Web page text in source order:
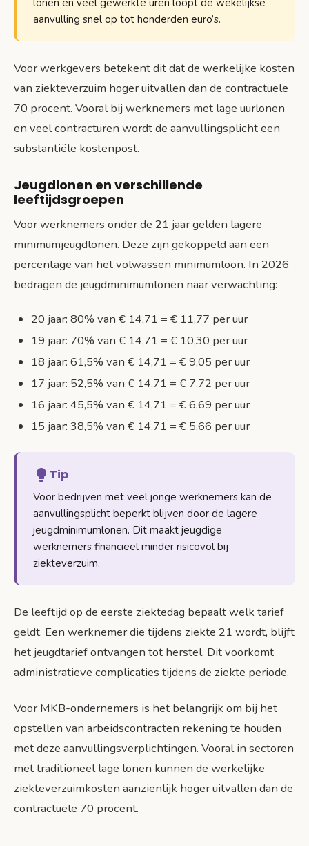
aanvulling snel op tot honderden euro’s.
Voor werkgevers betekent dit dat de werkelijke kosten
van ziekteverzuim hoger uitvallen dan de contractuele
70 procent. Vooral bij werknemers met lage uurlonen
en veel contracturen wordt de aanvullingsplicht een
substantiële kostenpost.
Jeugdlonen en verschillende
leeftijdsgroepen
Voor werknemers onder de 21 jaar gelden lagere
minimumjeugdlonen. Deze zijn gekoppeld aan een
percentage van het volwassen minimumloon. In 2026
bedragen de jeugdminimumlonen naar verwachting:
20 jaar: 80% van € 14,71 = € 11,77 per uur
19 jaar: 70% van € 14,71 = € 10,30 per uur
18 jaar: 61,5% van € 14,71 = € 9,05 per uur
17 jaar: 52,5% van € 14,71 = € 7,72 per uur
16 jaar: 45,5% van € 14,71 = € 6,69 per uur
15 jaar: 38,5% van € 14,71 = € 5,66 per uur
Tip
Voor bedrijven met veel jonge werknemers kan de
aanvullingsplicht beperkt blijven door de lagere
jeugdminimumlonen. Dit maakt jeugdige
werknemers financieel minder risicovol bij
ziekteverzuim.
De leeftijd op de eerste ziektedag bepaalt welk tarief
geldt. Een werknemer die tijdens ziekte 21 wordt, blijft
het jeugdtarief ontvangen tot herstel. Dit voorkomt
administratieve complicaties tijdens de ziekte periode.
Voor MKB-ondernemers is het belangrijk om bij het
opstellen van arbeidscontracten rekening te houden
met deze aanvullingsverplichtingen. Vooral in sectoren
met traditioneel lage lonen kunnen de werkelijke
ziekteverzuimkosten aanzienlijk hoger uitvallen dan de
contractuele 70 procent.